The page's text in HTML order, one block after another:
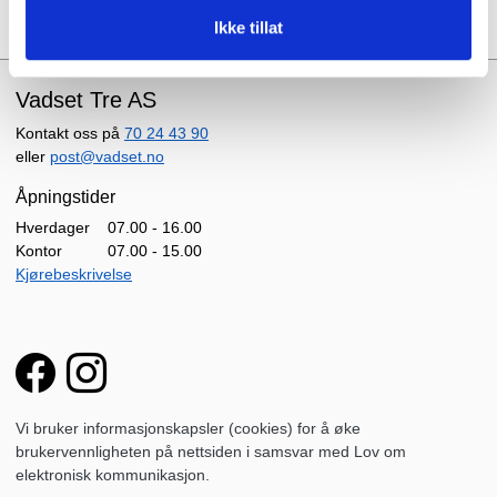
Ikke tillat
Vadset Tre AS
Kontakt oss på 70 24 43 90
eller post@vadset.no
Åpningstider
Hverdager
Kontor
07.00 - 16.00
07.00 - 15.00
Kjørebeskrivelse
Vi bruker informasjonskapsler (cookies) for å øke
brukervennligheten på nettsiden i samsvar med Lov om
elektronisk kommunikasjon.